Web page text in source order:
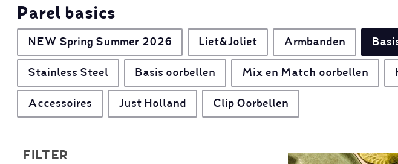
Parel basics
NEW Spring Summer 2026 Liet&Joliet Armbanden
Stainless Steel Basis oorbellen Mix en Match oorbellen
Accessoires Just Holland Clip Oorbellen
FILTER